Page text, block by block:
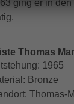
ging er in
Thomas
1965
Bronze
Thomas-